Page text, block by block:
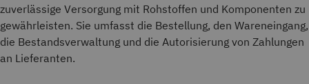
zuverlässige Versorgung mit Rohstoffen und Komponenten zu
gewährleisten. Sie umfasst die Bestellung, den Wareneingang,
die Bestandsverwaltung und die Autorisierung von Zahlungen
an Lieferanten.